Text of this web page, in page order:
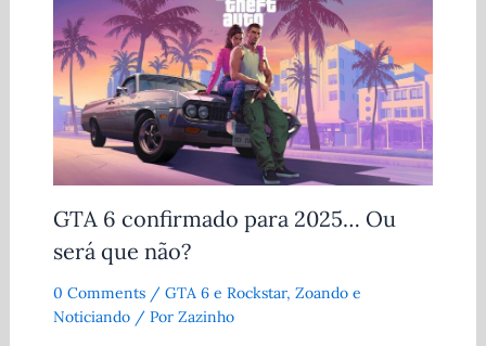
GTA 6 confirmado para 2025… Ou
será que não?
0 Comments / GTA 6 e Rockstar, Zoando e
Noticiando/ Por Zazinho